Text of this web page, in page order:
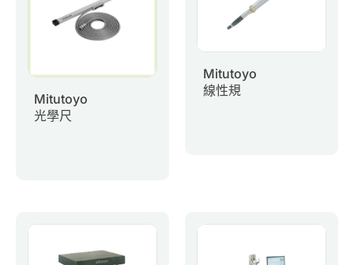
會員專區
Mitutoyo
光學尺
Mitutoyo
線性規